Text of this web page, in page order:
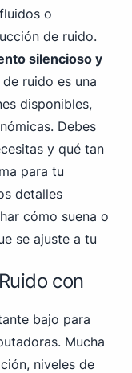
o
de ruido.
silencioso y
de ruido es una
disponibles,
Debes
y qué tan
para tu
detalles
cómo suena o
se ajuste a tu
con
bajo para
Mucha
niveles de